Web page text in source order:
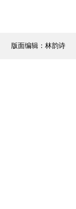
版面编辑：林韵诗